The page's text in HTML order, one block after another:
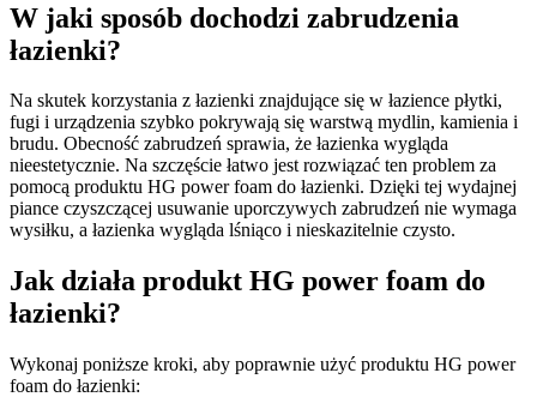
W jaki sposób dochodzi zabrudzenia
łazienki?
Na skutek korzystania z łazienki znajdujące się w łazience płytki,
fugi i urządzenia szybko pokrywają się warstwą mydlin, kamienia i
brudu. Obecność zabrudzeń sprawia, że łazienka wygląda
nieestetycznie. Na szczęście łatwo jest rozwiązać ten problem za
pomocą produktu HG power foam do łazienki. Dzięki tej wydajnej
piance czyszczącej usuwanie uporczywych zabrudzeń nie wymaga
wysiłku, a łazienka wygląda lśniąco i nieskazitelnie czysto.
Jak działa produkt HG power foam do
łazienki?
Wykonaj poniższe kroki, aby poprawnie użyć produktu HG power
foam do łazienki: